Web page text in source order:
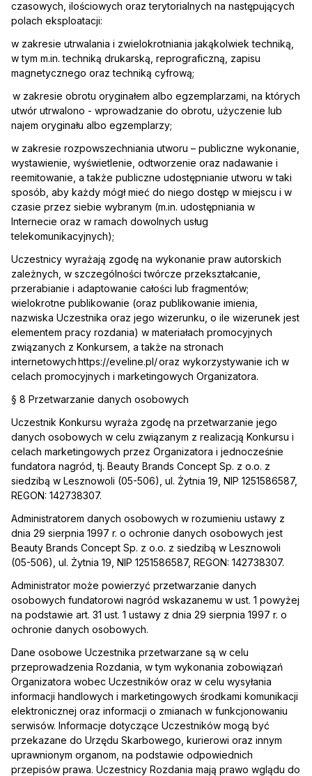
czasowych, ilościowych oraz terytorialnych na następujących
polach eksploatacji:
w zakresie utrwalania i zwielokrotniania jakąkolwiek techniką,
w tym m.in. techniką drukarską, reprograficzną, zapisu
magnetycznego oraz techniką cyfrową;
w zakresie obrotu oryginałem albo egzemplarzami, na których
utwór utrwalono - wprowadzanie do obrotu, użyczenie lub
najem oryginału albo egzemplarzy;
w zakresie rozpowszechniania utworu – publiczne wykonanie,
wystawienie, wyświetlenie, odtworzenie oraz nadawanie i
reemitowanie, a także publiczne udostępnianie utworu w taki
sposób, aby każdy mógł mieć do niego dostęp w miejscu i w
czasie przez siebie wybranym (m.in. udostępniania w
Internecie oraz w ramach dowolnych usług
telekomunikacyjnych);
Uczestnicy wyrażają zgodę na wykonanie praw autorskich
zależnych, w szczególności twórcze przekształcanie,
przerabianie i adaptowanie całości lub fragmentów;
wielokrotne publikowanie (oraz publikowanie imienia,
nazwiska Uczestnika oraz jego wizerunku, o ile wizerunek jest
elementem pracy rozdania) w materiałach promocyjnych
związanych z Konkursem, a także na stronach
internetowych https://eveline.pl/ oraz wykorzystywanie ich w
celach promocyjnych i marketingowych Organizatora.
§ 8 Przetwarzanie danych osobowych
Uczestnik Konkursu wyraża zgodę na przetwarzanie jego
danych osobowych w celu związanym z realizacją Konkursu i
celach marketingowych przez Organizatora i jednocześnie
fundatora nagród, tj. Beauty Brands Concept Sp. z o.o. z
siedzibą w Lesznowoli (05-506), ul. Żytnia 19, NIP 1251586587,
REGON: 142738307.
Administratorem danych osobowych w rozumieniu ustawy z
dnia 29 sierpnia 1997 r. o ochronie danych osobowych jest
Beauty Brands Concept Sp. z o.o. z siedzibą w Lesznowoli
(05-506), ul. Żytnia 19, NIP 1251586587, REGON: 142738307.
Administrator może powierzyć przetwarzanie danych
osobowych fundatorowi nagród wskazanemu w ust. 1 powyżej
na podstawie art. 31 ust. 1 ustawy z dnia 29 sierpnia 1997 r. o
ochronie danych osobowych.
Dane osobowe Uczestnika przetwarzane są w celu
przeprowadzenia Rozdania, w tym wykonania zobowiązań
Organizatora wobec Uczestników oraz w celu wysyłania
informacji handlowych i marketingowych środkami komunikacji
elektronicznej oraz informacji o zmianach w funkcjonowaniu
serwisów. Informacje dotyczące Uczestników mogą być
przekazane do Urzędu Skarbowego, kurierowi oraz innym
uprawnionym organom, na podstawie odpowiednich
przepisów prawa. Uczestnicy Rozdania mają prawo wglądu do